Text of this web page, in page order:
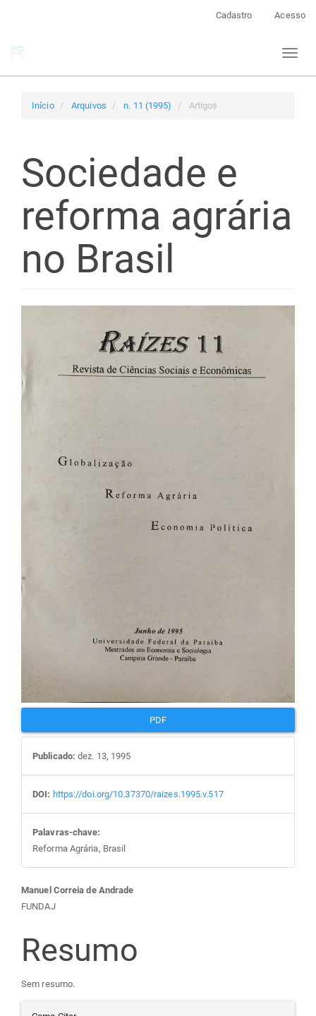
Cadastro Acesso
Toggle
Início Arquivos n. 11 (1995) Artigos
Sociedade e
reforma agrária
no Brasil
lateral
de
artigos
PDF
Publicado: dez. 13, 1995
DOI: https://doi.org/10.37370/raizes.1995.v.517
Palavras-chave:
Reforma Agrária, Brasil
Conteúdo
do
artigo
principal
Manuel Correia de Andrade
FUNDAJ
Resumo
Sem resumo.